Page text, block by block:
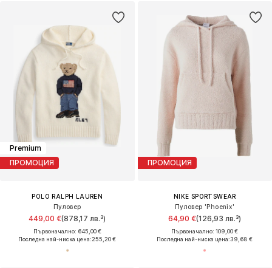
Premium
ПРОМОЦИЯ
POLO RALPH LAUREN
Пуловер
449,00 €(878,17 лв.³)
Първоначално: 645,00 €
Последна най-ниска цена:255,20 €
ПРОМОЦИЯ
NIKE SPORTSWEAR
Пуловер 'Phoenix'
64,90 €(126,93 лв.³)
Първоначално: 109,00 €
Последна най-ниска цена:39,68 €